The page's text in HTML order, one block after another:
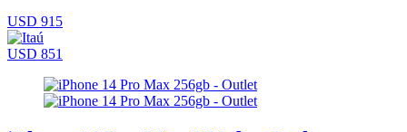
USD 915
USD 851